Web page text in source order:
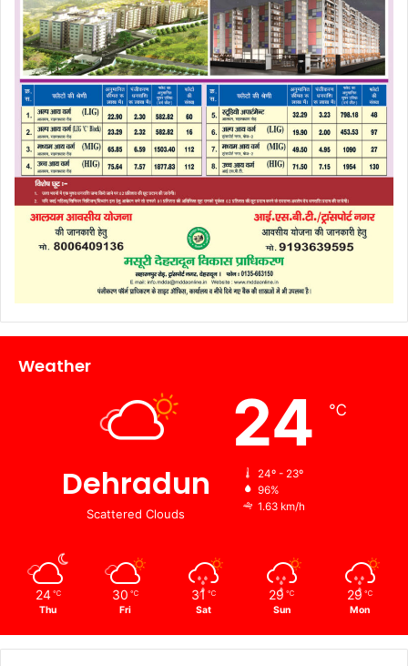
Weather
Dehradun
Scattered Clouds
24 ℃
24º - 23º
96%
1.63 km/h
24 ℃
Thu
30 ℃
Fri
31 ℃
Sat
29 ℃
Sun
29 ℃
Mon